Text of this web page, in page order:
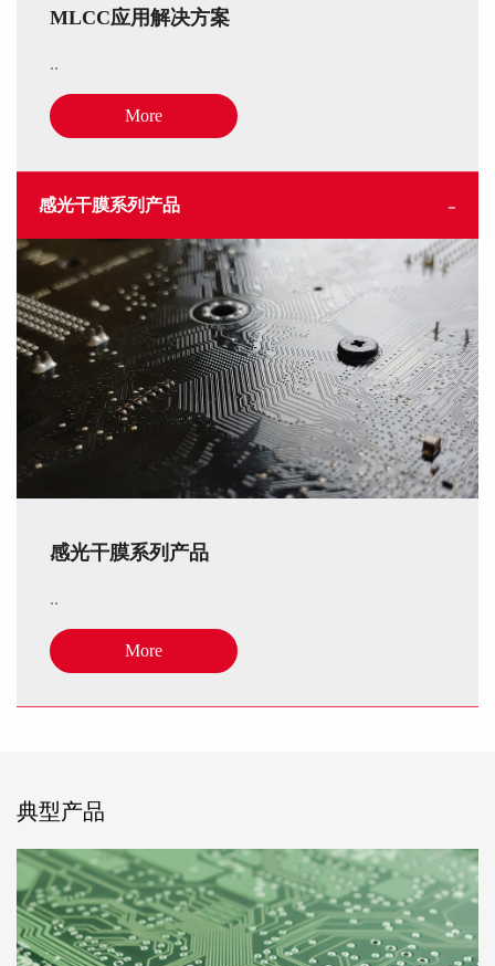
MLCC应用解决方案
..
More
感光干膜系列产品
感光干膜系列产品
..
More
典型产品